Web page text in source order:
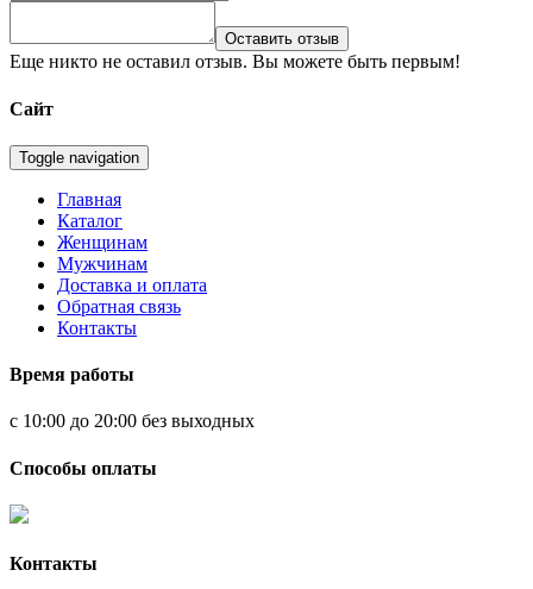
Оставить отзыв
Еще никто не оставил отзыв. Вы можете быть первым!
Сайт
Toggle navigation
Главная
Каталог
Женщинам
Мужчинам
Доставка и оплата
Обратная связь
Контакты
Время работы
с 10:00 до 20:00 без выходных
Способы оплаты
Контакты